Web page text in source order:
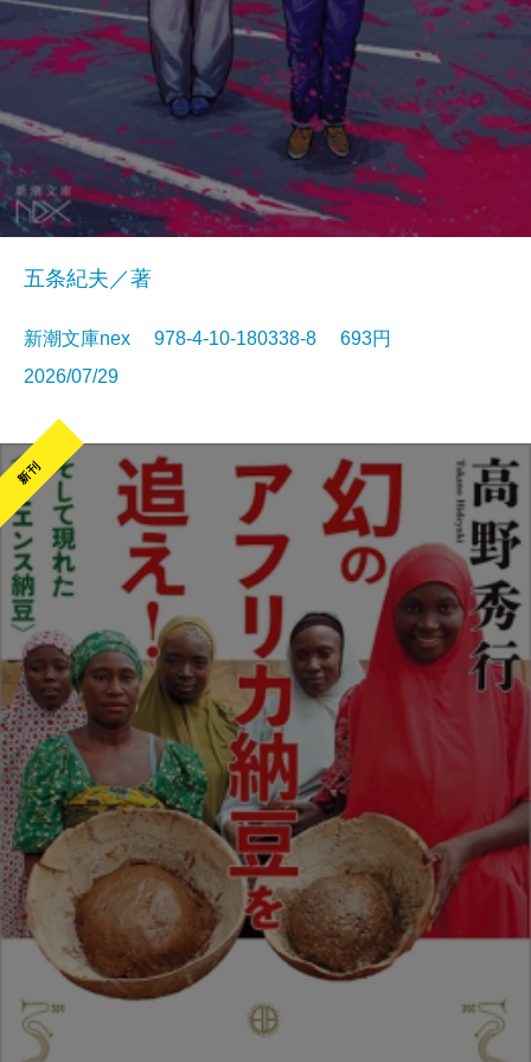
五条紀夫／著
新潮文庫nex 978-4-10-180338-8 693円
2026/07/29
新刊